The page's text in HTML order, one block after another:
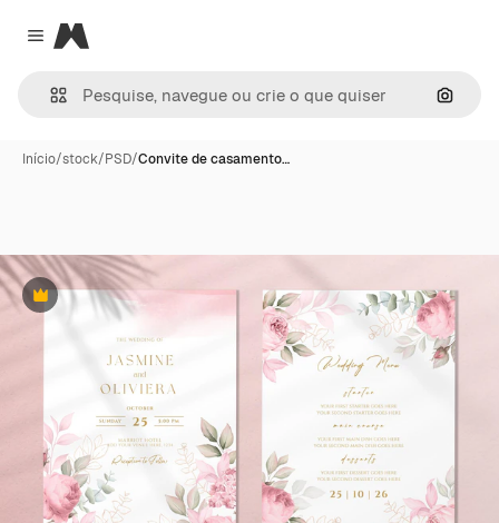
Close menu
Magnific
Início/stock/PSD/Convite de casamento…
Premium